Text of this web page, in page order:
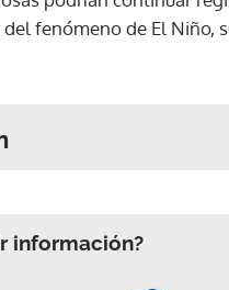
fenómeno de El Niño,
información?